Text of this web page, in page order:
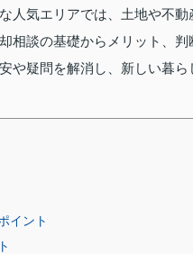
人気エリアでは、土地や不
相談の基礎からメリット、
や疑問を解消し、新しい暮
イント